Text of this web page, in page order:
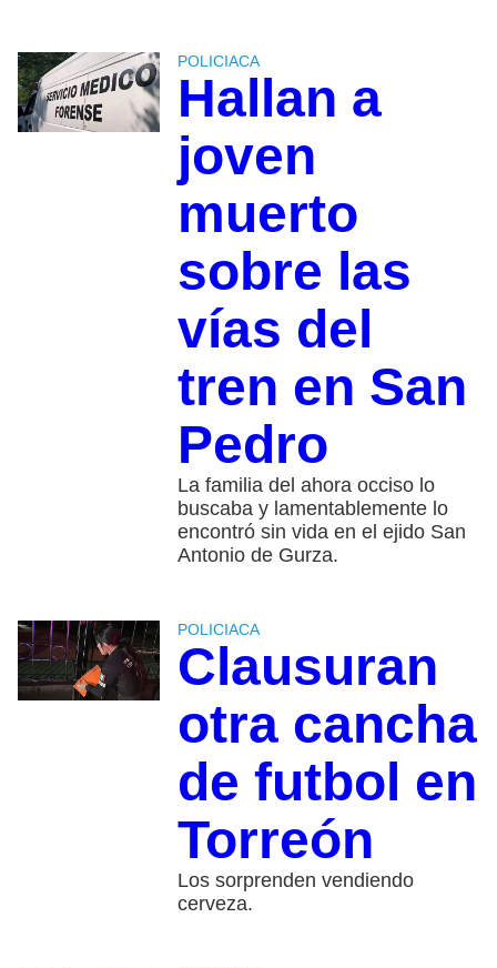
POLICIACA
Hallan a
joven
muerto
sobre las
vías del
tren en San
Pedro
La familia del ahora occiso lo
buscaba y lamentablemente lo
encontró sin vida en el ejido San
Antonio de Gurza.
POLICIACA
Clausuran
otra cancha
de futbol en
Torreón
Los sorprenden vendiendo
cerveza.